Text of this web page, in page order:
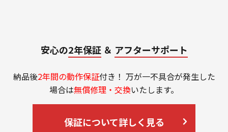
安心の2年保証＆ アフターサポート
納品後2年間の動作保証付き！ 万が一不具合が発生した
場合は無償修理・交換いたします。
保証について詳しく見る